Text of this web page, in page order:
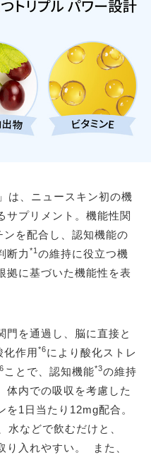
は、ニュースキン初の機
サプリメント。機能性関
を配合し、認知機能の
断力 *1 の維持に役立つ機
拠に基づいた機能性を表
門を通過し、脳に直接と
化作用*6により酸化ストレ
ことで、認知機能*3の維持
体内での吸収を考慮した
1日当たり12mg配合。
水などで飲むだけと、
り入れやすい。 また、